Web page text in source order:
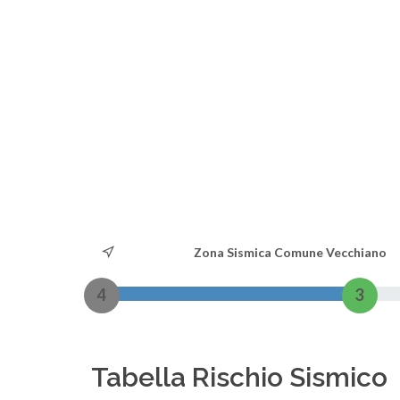
Zona Sismica Comune Vecchiano
4 3
Tabella Rischio Sismico